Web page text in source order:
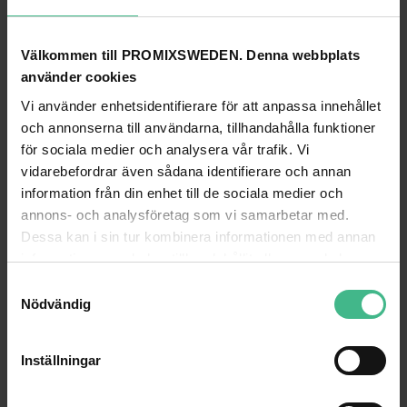
Välkommen till PROMIXSWEDEN. Denna webbplats
använder cookies
Vi använder enhetsidentifierare för att anpassa innehållet
och annonserna till användarna, tillhandahålla funktioner
för sociala medier och analysera vår trafik. Vi
vidarebefordrar även sådana identifierare och annan
information från din enhet till de sociala medier och
annons- och analysföretag som vi samarbetar med.
Dessa kan i sin tur kombinera informationen med annan
information som du har tillhandahållit eller som de har
Nödvändig
Inställningar
PD CONNEX CX94-6 CABLE 2XRCA M-2XRCA M 6M
349 kr
415 kr
GÅ TILL PRODUKT
PD CONNEX CX142 CABLE 2XRCA M-
148 kr
GÅ TILL PRODUKT
ANDRA KUNDER KÖPTE OCKSÅ